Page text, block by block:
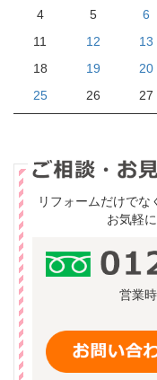
4
5 6
11
12 13
18
19 20
25
26 27
リフォームだけでな
お気軽
営業